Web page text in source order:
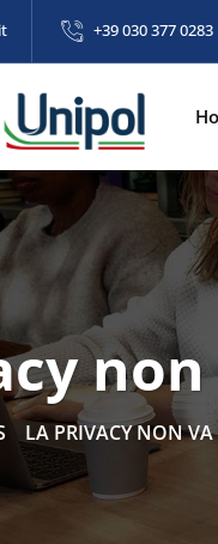
+39 030 377 0283
LA PRIVACY NON